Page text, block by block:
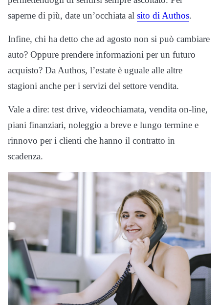
saperne di più, date un’occhiata al sito di Authos.
Infine, chi ha detto che ad agosto non si può cambiare
auto? Oppure prendere informazioni per un futuro
acquisto? Da Authos, l’estate è uguale alle altre
stagioni anche per i servizi del settore vendita.
Vale a dire: test drive, videochiamata, vendita on-line,
piani finanziari, noleggio a breve e lungo termine e
rinnovo per i clienti che hanno il contratto in
scadenza.